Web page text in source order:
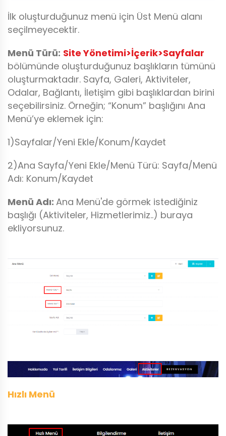
İlk oluşturduğunuz menü için Üst Menü alanı
seçilmeyecektir.
Menü Türü: Site Yönetimi>İçerik>Sayfalar
bölümünde oluşturduğunuz başlıkların tümünü
oluşturmaktadır. Sayfa, Galeri, Aktiviteler,
Odalar, Bağlantı, İletişim gibi başlıklardan birini
seçebilirsiniz. Örneğin; “Konum” başlığını Ana
Menü’ye eklemek için:
1)Sayfalar/Yeni Ekle/Konum/Kaydet
2)Ana Sayfa/Yeni Ekle/Menü Türü: Sayfa/Menü
Adı: Konum/Kaydet
Menü Adı: Ana Menü'de görmek istediğiniz
başlığı (Aktiviteler, Hizmetlerimiz..) buraya
ekliyorsunuz.
Hızlı Menü